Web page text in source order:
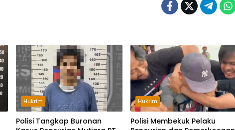
Hukrim
Polisi Tangkap Buronan
Hukrim
Polisi Membekuk Pelaku